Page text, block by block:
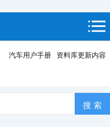
汽车用户手册 资料库更新内容